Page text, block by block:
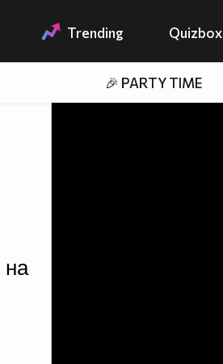
Trending Quizbox
🎉 PARTY TIME